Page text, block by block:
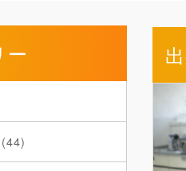
ー
(44)